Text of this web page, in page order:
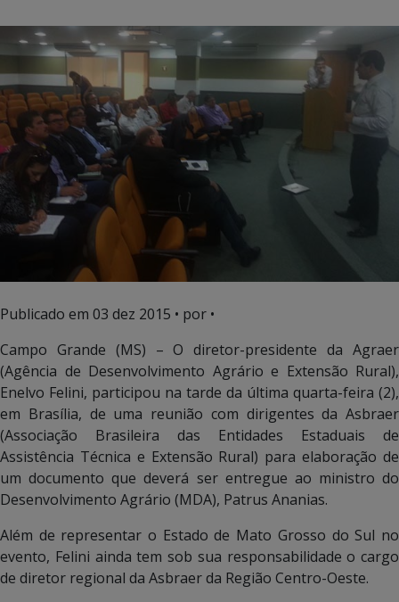
Publicado em 03 dez 2015 • por •
Campo Grande (MS) – O diretor-presidente da Agraer
(Agência de Desenvolvimento Agrário e Extensão Rural),
Enelvo Felini, participou na tarde da última quarta-feira (2),
em Brasília, de uma reunião com dirigentes da Asbraer
(Associação Brasileira das Entidades Estaduais de
Assistência Técnica e Extensão Rural) para elaboração de
um documento que deverá ser entregue ao ministro do
Desenvolvimento Agrário (MDA), Patrus Ananias.
Além de representar o Estado de Mato Grosso do Sul no
evento, Felini ainda tem sob sua responsabilidade o cargo
de diretor regional da Asbraer da Região Centro-Oeste.